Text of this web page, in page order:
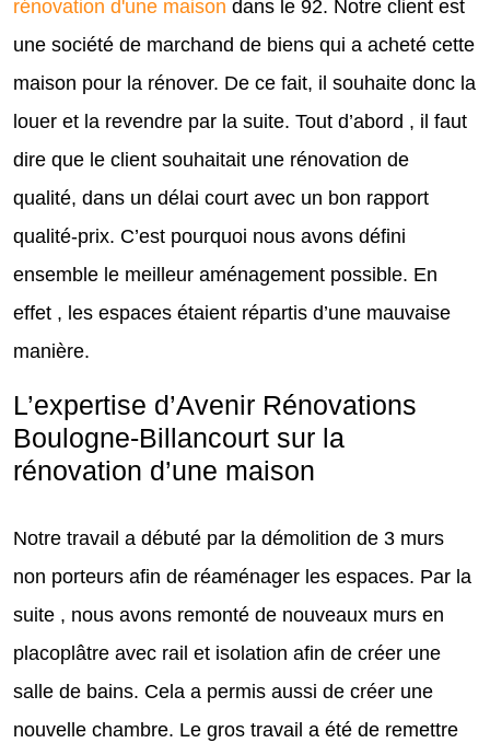
rénovation d'une maison dans le 92. Notre client est
une société de marchand de biens qui a acheté cette
maison pour la rénover. De ce fait, il souhaite donc la
louer et la revendre par la suite. Tout d’abord , il faut
dire que le client souhaitait une rénovation de
qualité, dans un délai court avec un bon rapport
qualité-prix. C’est pourquoi nous avons défini
ensemble le meilleur aménagement possible. En
effet , les espaces étaient répartis d’une mauvaise
manière.
L’expertise d’Avenir Rénovations
Boulogne-Billancourt sur la
rénovation d’une maison
Notre travail a débuté par la démolition de 3 murs
non porteurs afin de réaménager les espaces. Par la
suite , nous avons remonté de nouveaux murs en
placoplâtre avec rail et isolation afin de créer une
salle de bains. Cela a permis aussi de créer une
nouvelle chambre. Le gros travail a été de remettre